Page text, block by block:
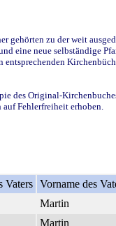
zu der weit
eine neue selbständige
des Original-
Fehlerfreiheit erhoben.
Vaters Vorname des
Martin
Martin